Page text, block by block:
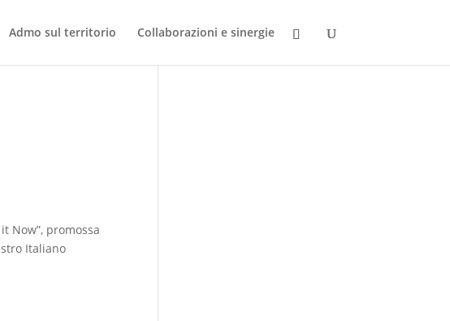
Admo sul territorio Collaborazioni e sinergie
Now”, promossa
Italiano